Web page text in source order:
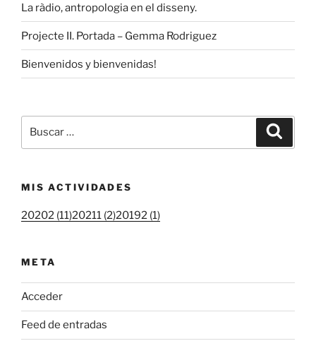
La ràdio, antropologia en el disseny.
Projecte II. Portada – Gemma Rodriguez
Bienvenidos y bienvenidas!
por:
MIS ACTIVIDADES
20202 (11)20211 (2)20192 (1)
META
Acceder
Feed de entradas